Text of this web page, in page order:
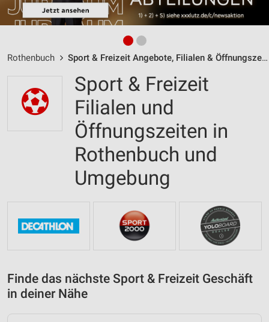
Rothenbuch Sport & Freizeit Angebote, Filialen & Öffnungszeiten
Sport & Freizeit
Filialen und
Öffnungszeiten in
Rothenbuch und
Umgebung
Finde das nächste Sport & Freizeit Geschäft
in deiner Nähe